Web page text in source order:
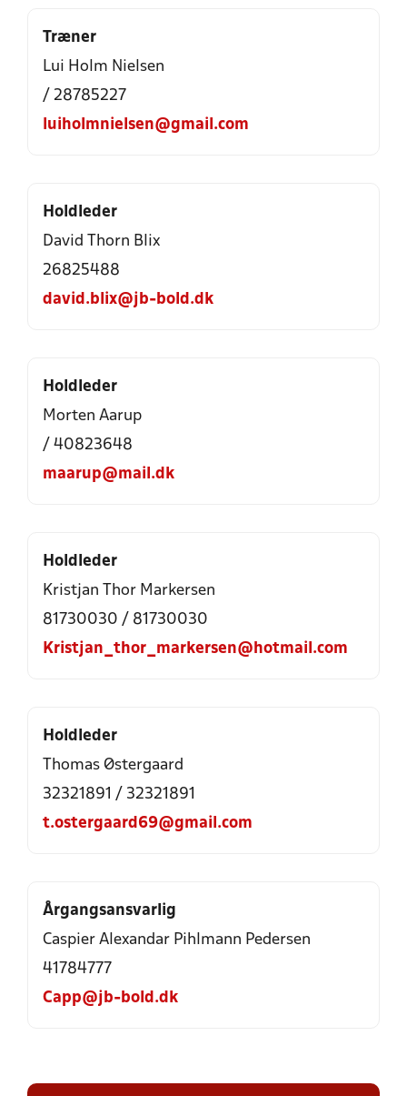
Træner
Lui Holm Nielsen
/ 28785227
luiholmnielsen@gmail.com
Holdleder
David Thorn Blix
26825488
david.blix@jb-bold.dk
Holdleder
Morten Aarup
/ 40823648
maarup@mail.dk
Holdleder
Kristjan Thor Markersen
81730030 / 81730030
Kristjan_thor_markersen@hotmail.com
Holdleder
Thomas Østergaard
32321891 / 32321891
t.ostergaard69@gmail.com
Årgangsansvarlig
Caspier Alexandar Pihlmann Pedersen
41784777
Capp@jb-bold.dk